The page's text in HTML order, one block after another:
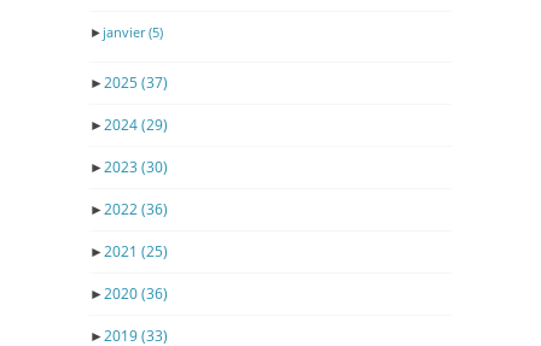
► janvier(5)
►2025(37)
►2024(29)
►2023 (30)
►2022(36)
►2021 (25)
►2020(36)
►2019(33)